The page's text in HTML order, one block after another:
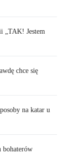
„TAK! Jestem
chce się
na katar u